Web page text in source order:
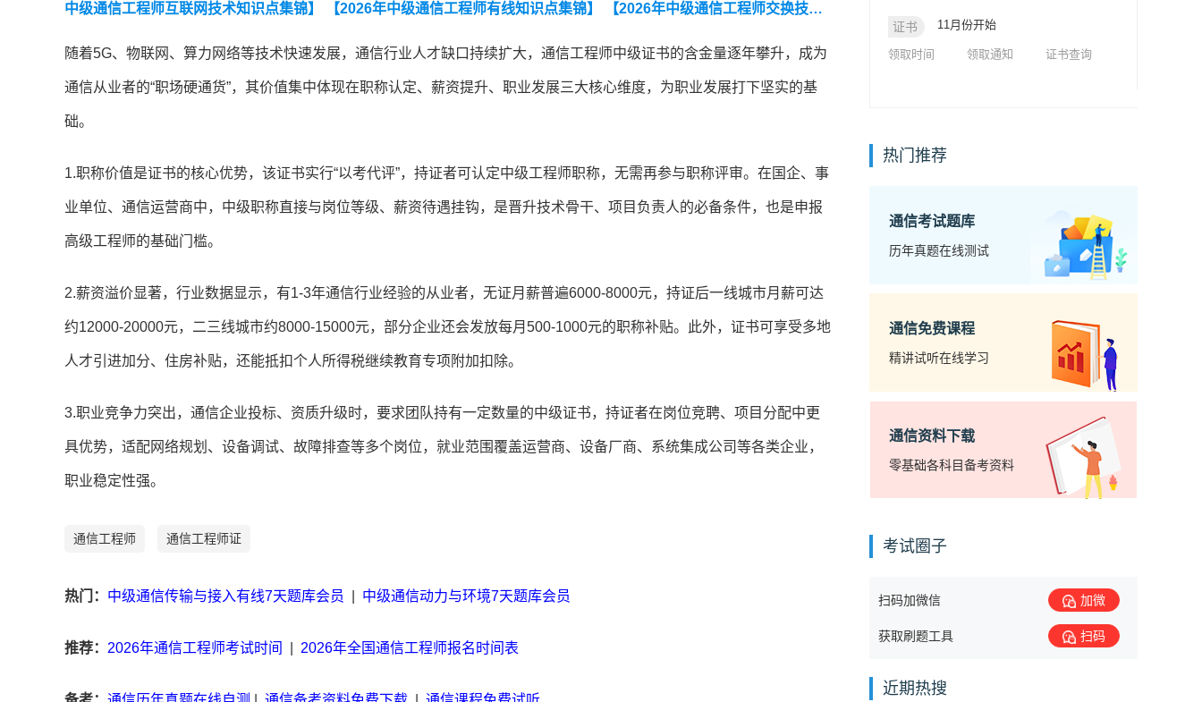
中级通信工程师互联网技术知识点集锦】
【2026年中级通信工程师有线知识点集锦】
【2026年中级通信工程师交换技术
随着5G、物联网、算力网络等技术快速发展，通信行业人才缺口持续扩大，通信工程师中级证书的含金量逐年攀升，成为
通信从业者的“职场硬通货”，其价值集中体现在职称认定、薪资提升、职业发展三大核心维度，为职业发展打下坚实的基
础。
1.职称价值是证书的核心优势，该证书实行“以考代评”，持证者可认定中级工程师职称，无需再参与职称评审。在国企、事
业单位、通信运营商中，中级职称直接与岗位等级、薪资待遇挂钩，是晋升技术骨干、项目负责人的必备条件，也是申报
高级工程师的基础门槛。
2.薪资溢价显著，行业数据显示，有1-3年通信行业经验的从业者，无证月薪普遍6000-8000元，持证后一线城市月薪可达
约12000-20000元，二三线城市约8000-15000元，部分企业还会发放每月500-1000元的职称补贴。此外，证书可享受多地
人才引进加分、住房补贴，还能抵扣个人所得税继续教育专项附加扣除。
3.职业竞争力突出，通信企业投标、资质升级时，要求团队持有一定数量的中级证书，持证者在岗位竞聘、项目分配中更
具优势，适配网络规划、设备调试、故障排查等多个岗位，就业范围覆盖运营商、设备厂商、系统集成公司等各类企业，
职业稳定性强。
通信工程师 通信工程师证
热门： 中级通信传输与接入有线7天题库会员 中级通信动力与环境7天题库会员
推荐： 2026年通信工程师考试时间 2026年全国通信工程师报名时间表
证书 11月份开始
领取时间 领取通知 证书查询
热门推荐
通信考试题库
历年真题在线测试
通信免费课程
精讲试听在线学习
通信资料下载
零基础各科目备考资料
考试圈子
扫码加微信 加微
获取刷题工具 扫码
近期热搜